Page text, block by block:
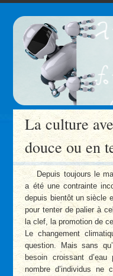
La culture
douce ou en
Depuis toujours le
a été une contrainte
depuis bientôt un siècle
pour tenter de palier à
la clef, la promotion de
Le changement
question. Mais sans
besoin croissant
nombre d’individus ne